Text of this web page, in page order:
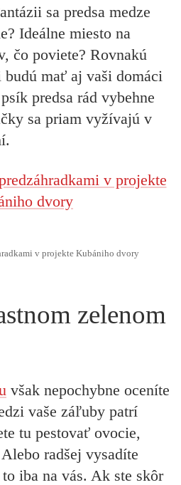
sa predsa medze
Ideálne miesto na
čo poviete? Rovnakú
budú mať aj vaši domáci
predsa rád vybehne
sa priam vyžívajú v
v projekte Kubániho dvory
zelenom
však nepochybne oceníte
vaše záľuby patrí
tu pestovať ovocie,
radšej vysadíte
iba na vás. Ak ste skôr